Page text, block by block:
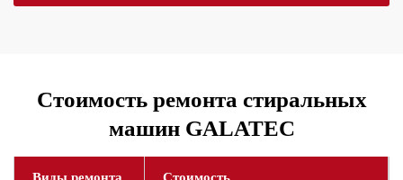
Стоимость ремонта стиральных
машин GALATEC